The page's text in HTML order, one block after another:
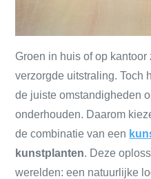
Groen in huis of op kantoor
verzorgde uitstraling. Toch
de juiste omstandigheden
onderhouden. Daarom
de combinatie van een
kunstplanten. Deze
werelden: een natuurlijke